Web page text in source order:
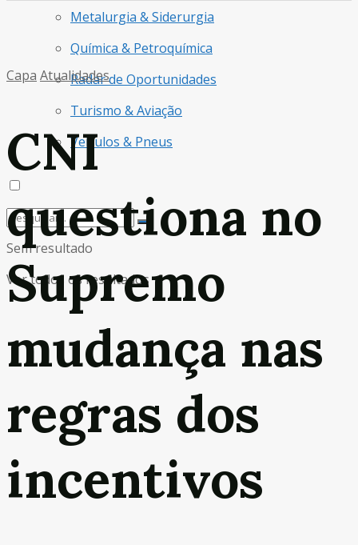
Metalurgia & Siderurgia
Química & Petroquímica
Radar de Oportunidades
Turismo & Aviação
Veículos & Pneus
Sem resultado
Ver todos os resultados
Capa Atualidades
CNI
questiona no
Supremo
mudança nas
regras dos
incentivos